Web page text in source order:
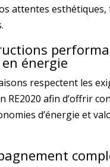
attentes
énergie
respectent les
RE2020 afin d’offrir
d’énergie et